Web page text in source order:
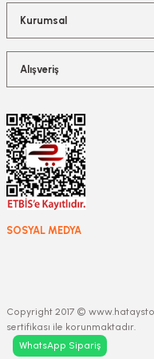
Kurumsal
Alışveriş
SOSYAL MEDYA
Copyright 2017 ©
sertifikası ile korunmaktadır.
WhatsApp Sipariş